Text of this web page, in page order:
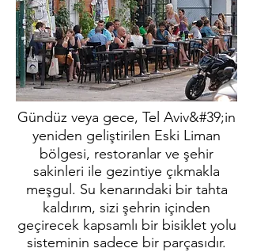
Gündüz veya gece, Tel Aviv&#39;in
yeniden geliştirilen Eski Liman
bölgesi, restoranlar ve şehir
sakinleri ile gezintiye çıkmakla
meşgul. Su kenarındaki bir tahta
kaldırım, sizi şehrin içinden
geçirecek kapsamlı bir bisiklet yolu
sisteminin sadece bir parçasıdır.